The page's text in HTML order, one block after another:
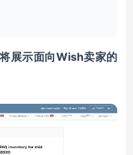
展示面向Wish卖家的